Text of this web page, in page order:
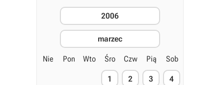
2006
marzec
Nie Pon Wto Śro Czw Pią Sob
1 2 3 4